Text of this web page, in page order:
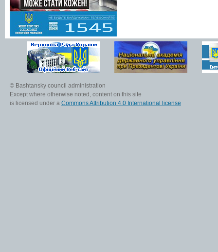
© Bashtansky council administration
Except where otherwise noted, content on this site
is licensed under a Commons Attribution 4.0 International license